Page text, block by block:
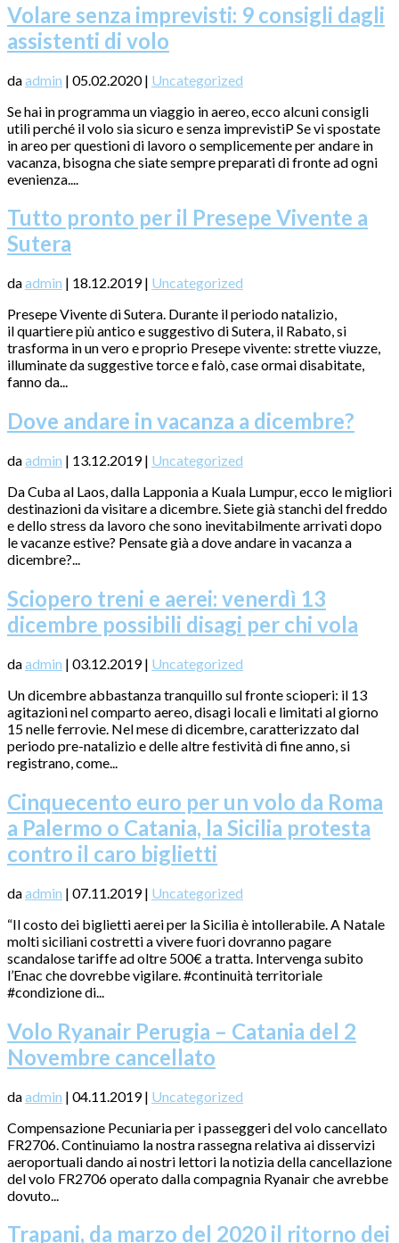
Volare senza imprevisti: 9 consigli dagli
assistenti di volo
daadmin | 05.02.2020| Uncategorized
Se hai in programma un viaggio in aereo, ecco alcuni consigli
utili perché il volo sia sicuro e senza imprevistiP Se vi spostate
in areo per questioni di lavoro o semplicemente per andare in
vacanza, bisogna che siate sempre preparati di fronte ad ogni
evenienza....
Tutto pronto per il Presepe Vivente a
Sutera
daadmin | 18.12.2019| Uncategorized
Presepe Vivente di Sutera. Durante il periodo natalizio,
il quartiere più antico e suggestivo di Sutera, il Rabato, si
trasforma in un vero e proprio Presepe vivente: strette viuzze,
illuminate da suggestive torce e falò, case ormai disabitate,
fanno da...
Dove andare in vacanza a dicembre?
daadmin | 13.12.2019| Uncategorized
Da Cuba al Laos, dalla Lapponia a Kuala Lumpur, ecco le migliori
destinazioni da visitare a dicembre. Siete già stanchi del freddo
e dello stress da lavoro che sono inevitabilmente arrivati dopo
le vacanze estive? Pensate già a dove andare in vacanza a
dicembre?...
Sciopero treni e aerei: venerdì 13
dicembre possibili disagi per chi vola
daadmin | 03.12.2019| Uncategorized
Un dicembre abbastanza tranquillo sul fronte scioperi: il 13
agitazioni nel comparto aereo, disagi locali e limitati al giorno
15 nelle ferrovie. Nel mese di dicembre, caratterizzato dal
periodo pre-natalizio e delle altre festività di fine anno, si
registrano, come...
Cinquecento euro per un volo da Roma
a Palermo o Catania, la Sicilia protesta
contro il caro biglietti
daadmin | 07.11.2019| Uncategorized
“Il costo dei biglietti aerei per la Sicilia è intollerabile. A Natale
molti siciliani costretti a vivere fuori dovranno pagare
scandalose tariffe ad oltre 500€ a tratta. Intervenga subito
l’Enac che dovrebbe vigilare. #continuità territoriale
#condizione di...
Volo Ryanair Perugia – Catania del 2
Novembre cancellato
daadmin | 04.11.2019| Uncategorized
Compensazione Pecuniaria per i passeggeri del volo cancellato
FR2706. Continuiamo la nostra rassegna relativa ai disservizi
aeroportuali dando ai nostri lettori la notizia della cancellazione
del volo FR2706 operato dalla compagnia Ryanair che avrebbe
dovuto...
Trapani, da marzo del 2020 il ritorno dei